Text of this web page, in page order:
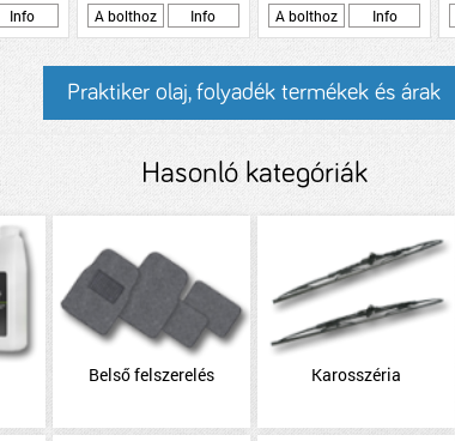
Info
A bolthoz
Info
A bolthoz
Info
Praktiker olaj, folyadék termékek és árak
Hasonló kategóriák
Belső felszerelés Karosszéria